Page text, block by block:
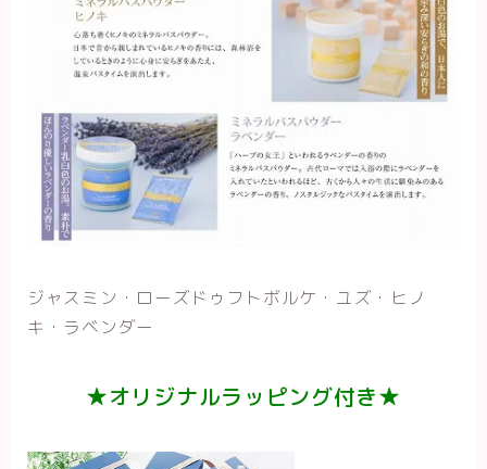
ジャスミン・ローズドゥフトボルケ・ユズ・ヒノ
キ・ラベンダー
★オリジナルラッピング付き★